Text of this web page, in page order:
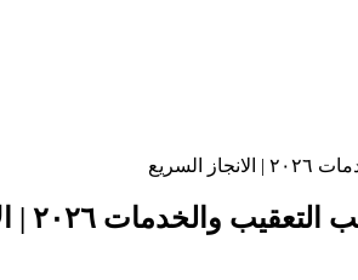
٢٠٢٦ | الانجاز السريع